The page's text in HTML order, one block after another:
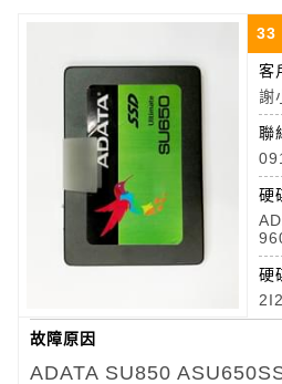
33
客
謝
聯
硬
硬
故障原因
ADATA SU850